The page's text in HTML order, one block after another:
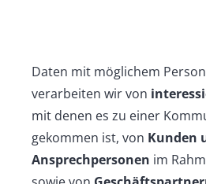
Daten mit möglichem
verarbeiten wir von
mit denen es zu einer
gekommen ist, von Kunden
Ansprechpersonen im